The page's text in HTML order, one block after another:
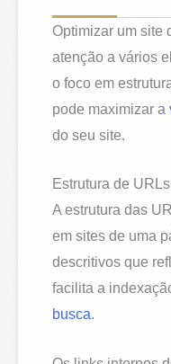
Optimizar um site
atenção a vários
o foco em
pode maximizar a
do seu site.
Estrutura de
A estrutura das
em sites de uma
descritivos que
facilita a
busca.